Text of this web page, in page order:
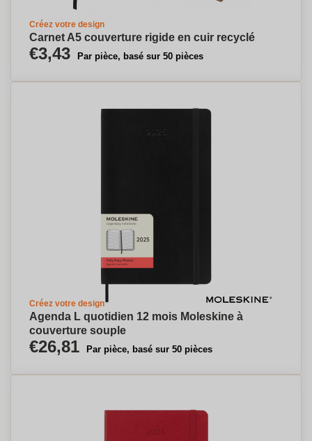
Créez votre design
Carnet A5 couverture rigide en cuir recyclé
€3,43 Par pièce, basé sur 50 pièces
Créez votre design
Agenda L quotidien 12 mois Moleskine à
couverture souple
€26,81 Par pièce, basé sur 50 pièces